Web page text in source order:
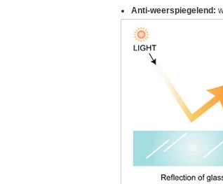
Anti-weerspiegelend: